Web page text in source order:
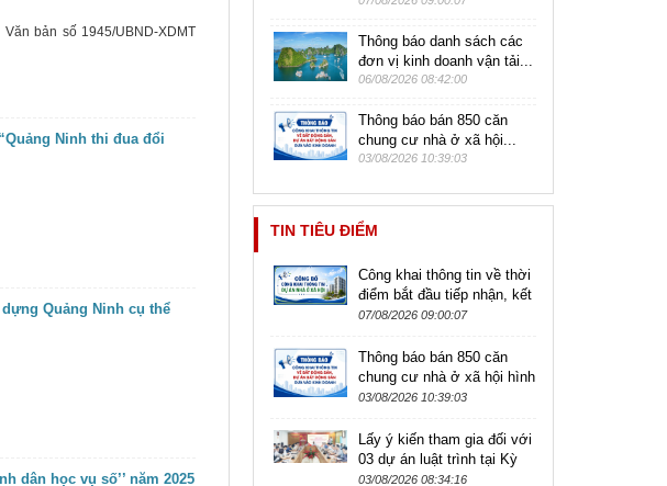
bản số 1945/UBND-XDMT
Ninh thi đua đổi
Quảng Ninh cụ thể
dân học vụ số’’ năm 2025
Thông báo danh sách các
đơn vị kinh doanh vận tải...
06/08/2026 08:42:00
Thông báo bán 850 căn
chung cư nhà ở xã hội...
03/08/2026 10:39:03
TIN TIÊU ĐIỂM
Công khai thông tin về thời
điểm bắt đầu tiếp nhận, kết
thúc tiếp nhận hồ sơ đăng
07/08/2026 09:00:07
Thông báo bán 850 căn
chung cư nhà ở xã hội hình
thành trong tương lai tại dự
03/08/2026 10:39:03
Lấy ý kiến tham gia đối với
03 dự án luật trình tại Kỳ
họp không thường lệ lần
03/08/2026 08:34:16